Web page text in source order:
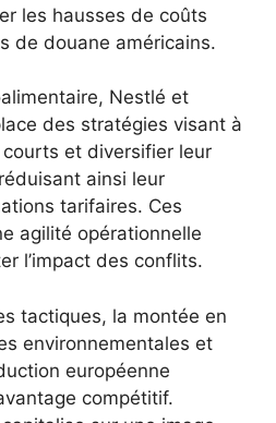
les hausses de coûts
de douane américains.
Nestlé et
des stratégies visant à
et diversifier leur
ainsi leur
tarifaires. Ces
agilité opérationnelle
l’impact des conflits.
tactiques, la montée en
environnementales et
européenne
compétitif.